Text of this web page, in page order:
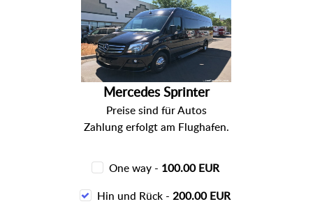
Mercedes Sprinter
Preise sind für Autos
Zahlung erfolgt am Flughafen.
One way - 100.00 EUR
Hin und Rück - 200.00 EUR